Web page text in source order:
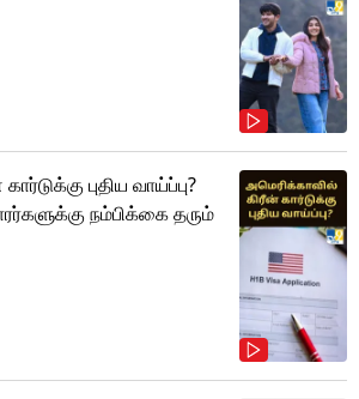
புதிய வாய்ப்பு?
நம்பிக்கை தரும்